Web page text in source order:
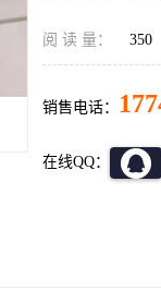
阅 读 量： 350
销售电话：
在线QQ：